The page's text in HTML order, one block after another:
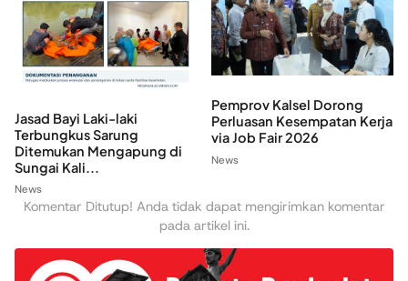
Jasad Bayi Laki-laki
Terbungkus Sarung
Ditemukan Mengapung di
Sungai Kali...
News
Pemprov Kalsel Dorong
Perluasan Kesempatan Kerja
via Job Fair 2026
News
Komentar Ditutup! Anda tidak dapat mengirimkan komentar
pada artikel ini.